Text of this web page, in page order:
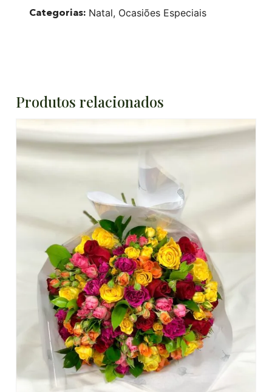
Categorias: Natal, Ocasiões Especiais
Produtos relacionados
DETALHES